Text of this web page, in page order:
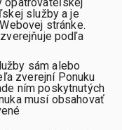
služby a je
stránke.
podľa
sám alebo
zverejní Ponuku
ním poskytnutých
musí obsahovať